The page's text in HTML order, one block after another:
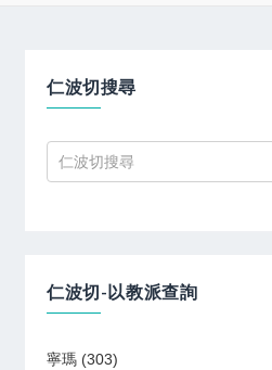
仁波切搜尋
仁波切-以教派查詢
寧瑪 (303)